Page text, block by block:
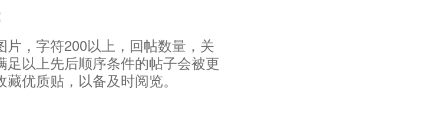
片，字符200以上，回帖数量，关
足以上先后顺序条件的帖子会被更
优质贴，以备及时阅览。